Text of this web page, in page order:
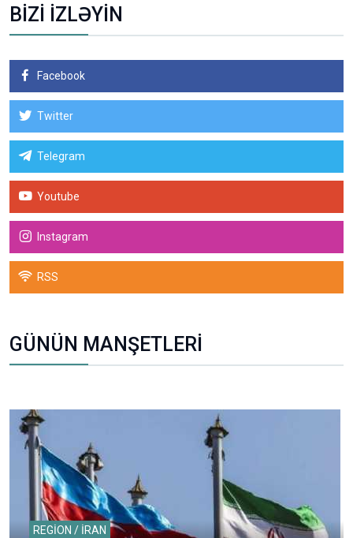
BİZİ İZLƏYİN
Facebook
Twitter
Telegram
Youtube
Instagram
RSS
GÜNÜN MANŞETLERİ
REGİON / İRAN